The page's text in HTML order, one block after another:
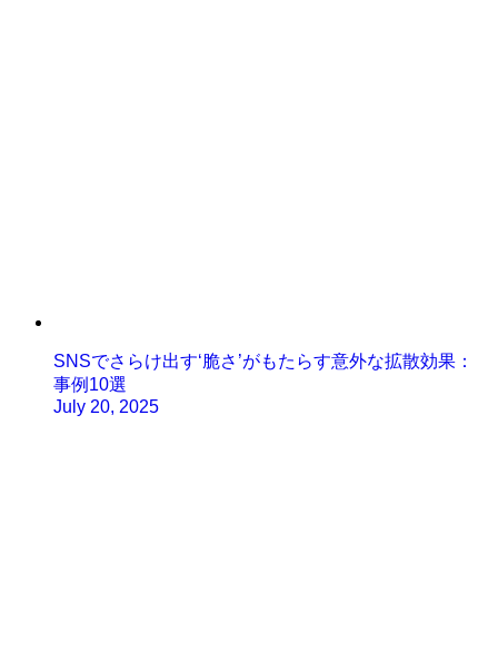
SNSでさらけ出す‘脆さ’がもたらす意外な拡散効果：
事例10選
July 20, 2025